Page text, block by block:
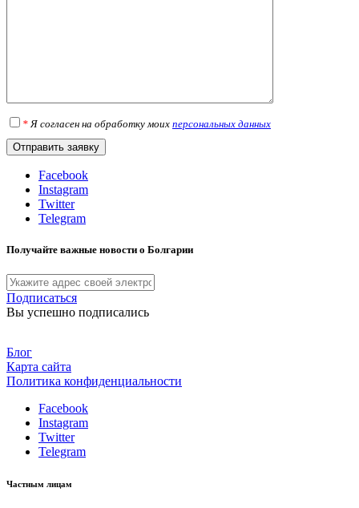
* Я согласен на обработку моих персональных данных
Facebook
Instagram
Twitter
Telegram
Получайте важные новости о Болгарии
Подписаться
Вы успешно подписались
Блог
Карта сайта
Политика конфиденциальности
Facebook
Instagram
Twitter
Telegram
Частным лицам